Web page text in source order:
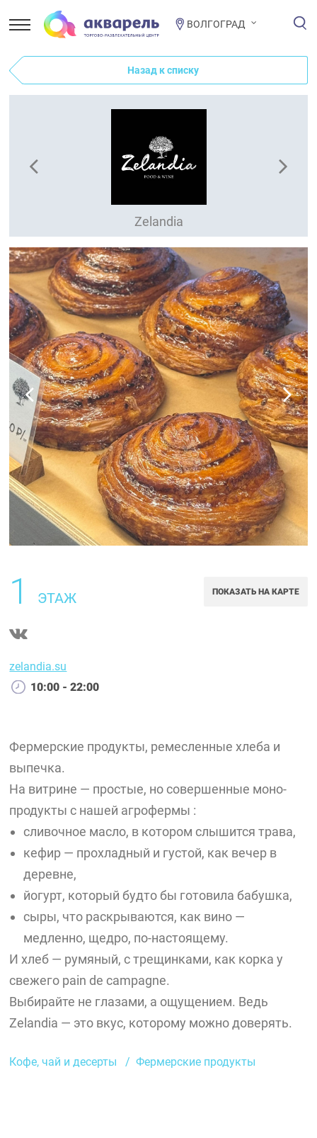
ВОЛГОГРАД
Назад к списку
Zelandia
1 ЭТАЖ ПОКАЗАТЬ НА КАРТЕ
zelandia.su
10:00 - 22:00
Фермерские продукты, ремесленные хлеба и
выпечка.
На витрине — простые, но совершенные моно-
продукты с нашей агрофермы :
сливочное масло, в котором слышится трава,
кефир — прохладный и густой, как вечер в
деревне,
йогурт, который будто бы готовила бабушка,
сыры, что раскрываются, как вино —
медленно, щедро, по-настоящему.
И хлеб — румяный, с трещинками, как корка у
свежего pain de campagne.
Выбирайте не глазами, а ощущением. Ведь
Zelandia — это вкус, которому можно доверять.
Кофе, чай и десерты Фермерские продукты